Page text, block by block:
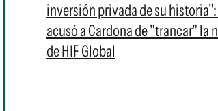
inversión privada de su
acusó a Cardona de "trancar" la
de HIF Global